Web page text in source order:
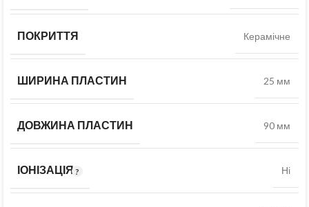
ПОКРИТТЯ Керамічне
ШИРИНА ПЛАСТИН 25 мм
ДОВЖИНА ПЛАСТИН 90 мм
ІОНІЗАЦІЯ Ні